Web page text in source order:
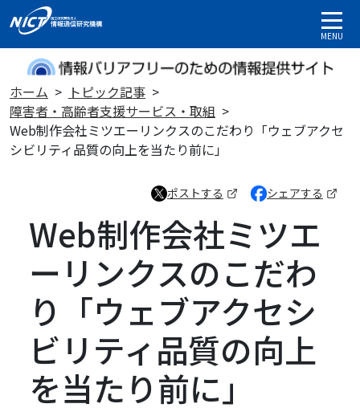
MENU
ホーム
トピック記事
障害者・高齢者支援サービス・取組
Web制作会社ミツエーリンクスのこだわり「ウェブアクセ
シビリティ品質の向上を当たり前に」
ポストする
（新しいタブで開きます）シェアする
（新しいタブで開き
Web制作会社ミツエ
ーリンクスのこだわ
り「ウェブアクセシ
ビリティ品質の向上
を当たり前に」